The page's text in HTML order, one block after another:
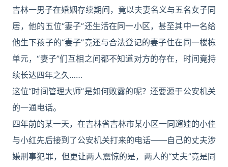
吉林一男子在婚姻存续期间，竟以夫妻名义与五名女子同
居，他的五位“妻子”还生活在同一小区，甚至其中一名给
他生下孩子的“妻子”竟还与合法登记的妻子住在同一楼栋
单元，“妻子”们互相之间都不知道对方的存在，时间竟持
续长达四年之久……
这位“时间管理大师”是如何败露的呢？还要源于公安机关
的一通电话。
四年前的某一天，在吉林省吉林市某小区一同遛娃的小佳
与小红先后接到了公安机关打来的电话——自己的丈夫涉
嫌刑事犯罪，但更让两人震惊的是，两人的“丈夫”竟是同